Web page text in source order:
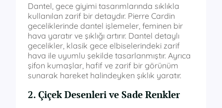
Dantel, gece giyimi tasarımlarında sıklıkla
kullanılan zarif bir detaydır. Pierre Cardin
geceliklerinde dantel işlemeler, feminen bir
hava yaratır ve şıklığı artırır. Dantel detaylı
gecelikler, klasik gece elbiselerindeki zarif
hava ile uyumlu şekilde tasarlanmıştır. Ayrıca
şifon kumaşlar, hafif ve zarif bir görünüm
sunarak hareket halindeyken şıklık yaratır.
2. Çiçek Desenleri ve Sade Renkler